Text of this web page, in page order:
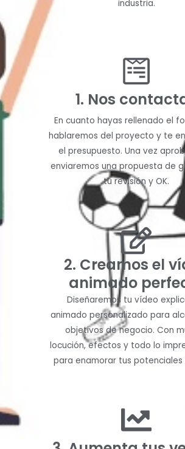
industria.
1. Nos
En cuanto hayas rellenado el
hablaremos del proyecto y te
el presupuesto. Una vez
enviaremos una propuesta de
tu revisión y OK.
2. Creamos el
animado
Diseñaremos tu vídeo
animado personalizado para
objetivos de negocio. Con
locución, efectos y todo lo
para enamorar tus potenciales